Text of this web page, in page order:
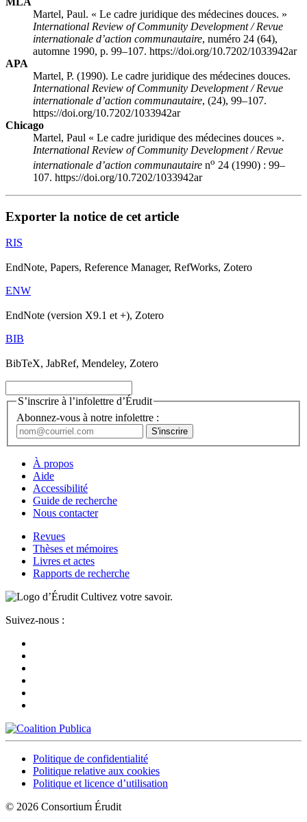
Martel, Paul. « Le cadre juridique des médecines douces. »
International Review of Community Development / Revue
internationale d’action communautaire, numéro 24 (64),
automne 1990, p. 99–107. https://doi.org/10.7202/1033942ar
APA
Martel, P. (1990). Le cadre juridique des médecines douces.
International Review of Community Development / Revue
internationale d’action communautaire, (24), 99–107.
https://doi.org/10.7202/1033942ar
Chicago
Martel, Paul « Le cadre juridique des médecines douces ».
International Review of Community Development / Revue
internationale d’action communautaire no 24 (1990) : 99–
107. https://doi.org/10.7202/1033942ar
Exporter la notice de cet article
RIS
EndNote, Papers, Reference Manager, RefWorks, Zotero
ENW
EndNote (version X9.1 et +), Zotero
BIB
BibTeX, JabRef, Mendeley, Zotero
S’inscrire à l’infolettre d’Érudit
Abonnez-vous à notre infolettre :
À propos
Aide
Accessibilité
Guide de recherche
Nous contacter
Revues
Thèses et mémoires
Livres et actes
Rapports de recherche
Cultivez votre savoir.
Suivez-nous :
Politique de confidentialité
Politique relative aux cookies
Politique et licence d’utilisation
© 2026 Consortium Érudit